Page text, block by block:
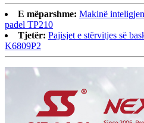
E mëparshme: Makinë
padel TP210
Tjetër: Pajisjet e stërvitjes së
K6809P2